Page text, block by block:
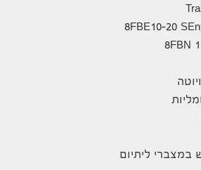
במצברי ליתיום